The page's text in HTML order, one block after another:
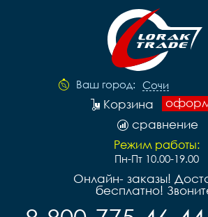
Ваш город: Сочи
Корзина
сравнение
Режим работы:
Пн-Пт 10.00-19.00
Онлайн- заказы!
бесплатно!